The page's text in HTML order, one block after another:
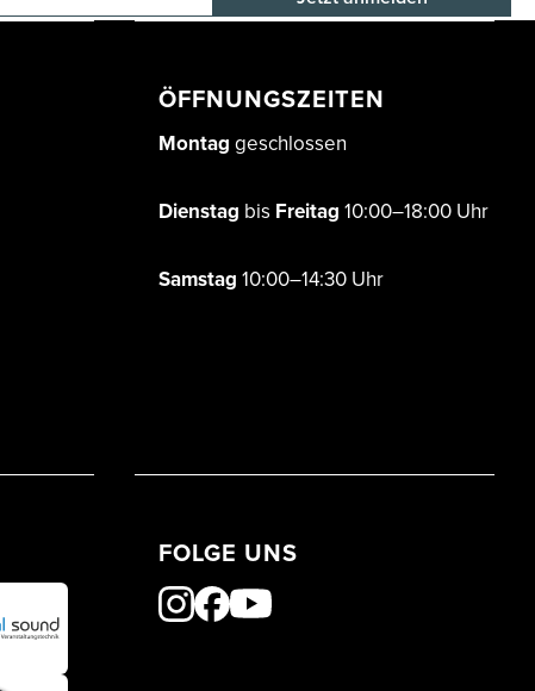
ÖFFNUNGSZEITEN
Montag geschlossen
Dienstag bis Freitag 10:00–18:00 Uhr
Samstag 10:00–14:30 Uhr
FOLGE UNS